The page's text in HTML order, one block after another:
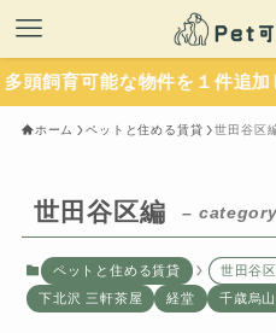
加しました。いずれもペッ
ホーム ペットと住める賃貸 世田谷区
世田谷区編 –
ペットと住める賃貸 世田谷
下北沢 三軒茶屋
経堂 千歳烏山